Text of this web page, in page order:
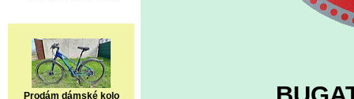
Prodám dámské kolo